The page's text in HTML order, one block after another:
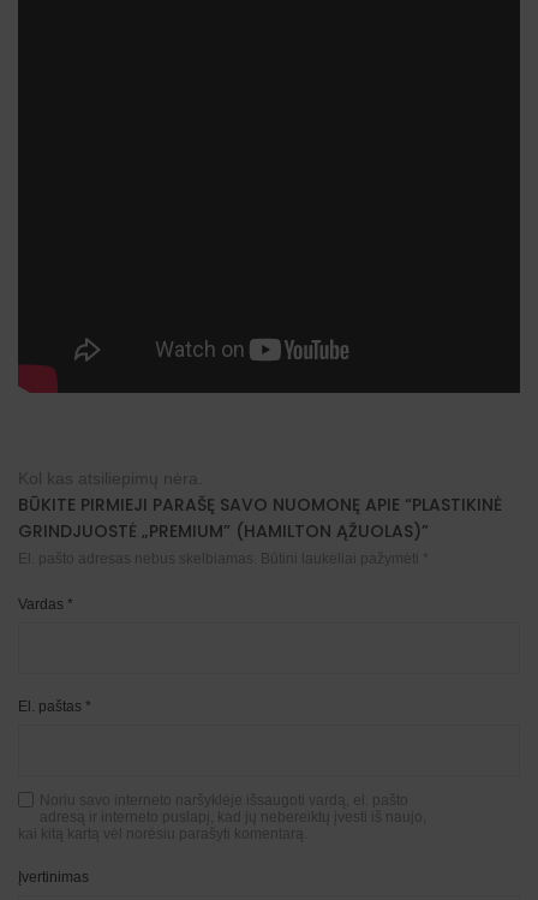
Kol kas atsiliepimų nėra.
BŪKITE PIRMIEJI PARAŠĘ SAVO NUOMONĘ APIE “PLASTIKINĖ
GRINDJUOSTĖ „PREMIUM” (HAMILTON ĄŽUOLAS)”
El. pašto adresas nebus skelbiamas. Būtini laukeliai pažymėti
Vardas *
El. paštas *
Noriu savo interneto naršyklėje išsaugoti vardą, el. pašto
adresą ir interneto puslapį, kad jų nebereiktų įvesti iš naujo,
kai kitą kartą vėl norėsiu parašyti komentarą.
Įvertinimas